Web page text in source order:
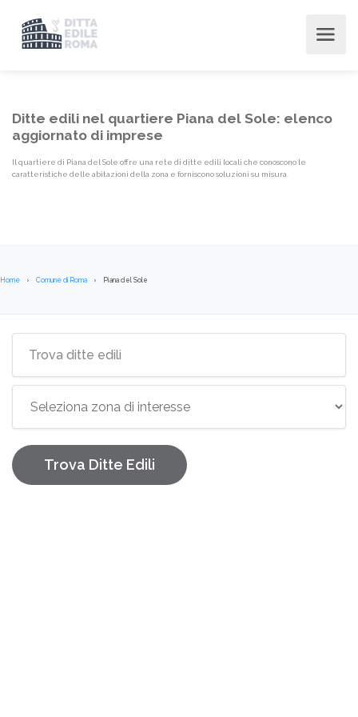
Ditte edili nel quartiere Piana del Sole: elenco
aggiornato di imprese
Il quartiere di Piana del Sole offre una rete di ditte edili locali che conoscono le
caratteristiche delle abitazioni della zona e forniscono soluzioni su misura.
Home Comune di Roma Piana del Sole
Elenco imprese edili Quartiere
Trova Ditte Edili